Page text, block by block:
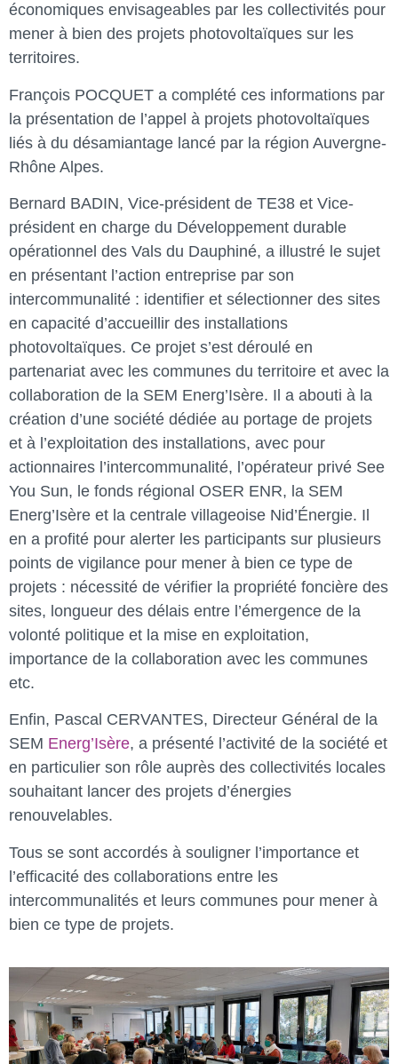
économiques envisageables par les collectivités pour
mener à bien des projets photovoltaïques sur les
territoires.
François POCQUET a complété ces informations par
la présentation de l’appel à projets photovoltaïques
liés à du désamiantage lancé par la région Auvergne-
Rhône Alpes.
Bernard BADIN, Vice-président de TE38 et Vice-
président en charge du Développement durable
opérationnel des Vals du Dauphiné, a illustré le sujet
en présentant l’action entreprise par son
intercommunalité : identifier et sélectionner des sites
en capacité d’accueillir des installations
photovoltaïques. Ce projet s’est déroulé en
partenariat avec les communes du territoire et avec la
collaboration de la SEM Energ’Isère. Il a abouti à la
création d’une société dédiée au portage de projets
et à l’exploitation des installations, avec pour
actionnaires l’intercommunalité, l’opérateur privé See
You Sun, le fonds régional OSER ENR, la SEM
Energ’Isère et la centrale villageoise Nid’Énergie. Il
en a profité pour alerter les participants sur plusieurs
points de vigilance pour mener à bien ce type de
projets : nécessité de vérifier la propriété foncière des
sites, longueur des délais entre l’émergence de la
volonté politique et la mise en exploitation,
importance de la collaboration avec les communes
etc.
Enfin, Pascal CERVANTES, Directeur Général de la
SEM Energ’Isère, a présenté l’activité de la société et
en particulier son rôle auprès des collectivités locales
souhaitant lancer des projets d’énergies
renouvelables.
Tous se sont accordés à souligner l’importance et
l’efficacité des collaborations entre les
intercommunalités et leurs communes pour mener à
bien ce type de projets.